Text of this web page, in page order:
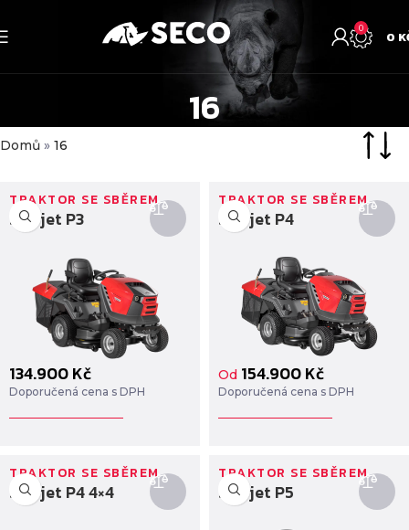
0
0
16
Domů » 16
Starjet P3
TRAKTOR SE SBĚREM
134.900Kč
Doporučená cena s DPH
Starjet P4
TRAKTOR SE SBĚREM
Od 154.900Kč
Doporučená cena s DPH
Starjet P4 4×4
TRAKTOR SE SBĚREM
Starjet P5
TRAKTOR SE SBĚREM